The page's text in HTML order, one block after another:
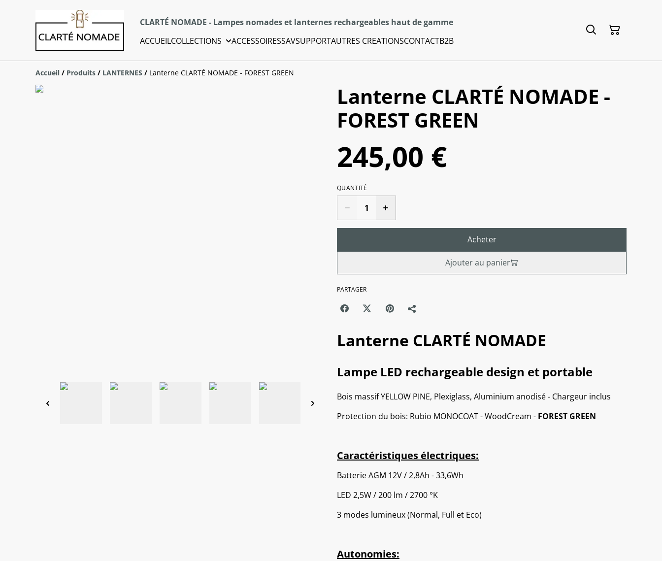
CLARTÉ NOMADE - Lampes nomades et lanternes rechargeables haut de gamme
ACCUEILCOLLECTIONS ACCESSOIRESSAVSUPPORTAUTRES CREATIONSCONTACTB2B
Accueil / Produits / LANTERNES / Lanterne CLARTÉ NOMADE - FOREST GREEN
Lanterne CLARTÉ NOMADE -
FOREST GREEN
245,00 €
QUANTITÉ
Acheter
Ajouter au panier
PARTAGER
Lanterne CLARTÉ NOMADE
Lampe LED rechargeable design et portable
Bois massif YELLOW PINE, Plexiglass, Aluminium anodisé - Chargeur inclus
Protection du bois: Rubio MONOCOAT - WoodCream - FOREST GREEN
Caractéristiques électriques:
Batterie AGM 12V / 2,8Ah - 33,6Wh
LED 2,5W / 200 lm / 2700 °K
3 modes lumineux (Normal, Full et Eco)
Autonomies: